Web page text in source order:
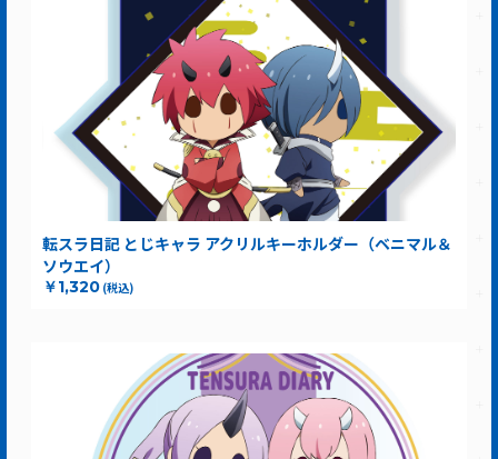
転スラ日記 とじキャラ アクリルキーホルダー（ベニマル＆
ソウエイ）
￥1,320(税込)